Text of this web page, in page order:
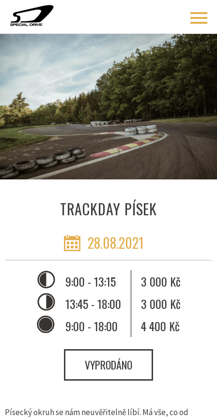
ÚVOD
BLOG
COACHING
O MNĚ
AKCE
KONTAKT
TRACKDAY PÍSEK
28.08.2021
VYPRODÁNO
9:00 - 13:15
3 000 Kč
13:45 - 18:00
3 000 Kč
9:00 - 18:00
4 400 Kč
Písecký okruh se nám neuvěřitelně líbí. Má vše, co od